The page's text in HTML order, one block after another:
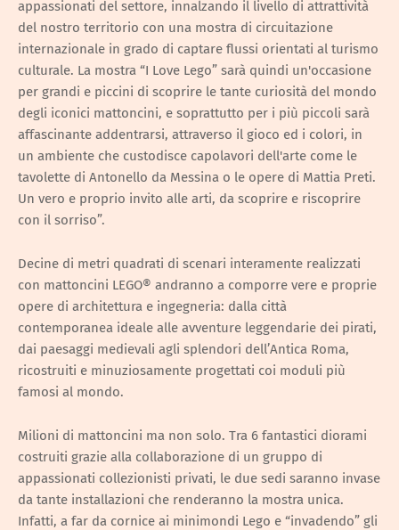
appassionati del settore, innalzando il livello di attrattività
del nostro territorio con una mostra di circuitazione
internazionale in grado di captare flussi orientati al turismo
culturale. La mostra “I Love Lego” sarà quindi un'occasione
per grandi e piccini di scoprire le tante curiosità del mondo
degli iconici mattoncini, e soprattutto per i più piccoli sarà
affascinante addentrarsi, attraverso il gioco ed i colori, in
un ambiente che custodisce capolavori dell'arte come le
tavolette di Antonello da Messina o le opere di Mattia Preti.
Un vero e proprio invito alle arti, da scoprire e riscoprire
con il sorriso”.
Decine di metri quadrati di scenari interamente realizzati
con mattoncini LEGO® andranno a comporre vere e proprie
opere di architettura e ingegneria: dalla città
contemporanea ideale alle avventure leggendarie dei pirati,
dai paesaggi medievali agli splendori dell’Antica Roma,
ricostruiti e minuziosamente progettati coi moduli più
famosi al mondo.
Milioni di mattoncini ma non solo. Tra 6 fantastici diorami
costruiti grazie alla collaborazione di un gruppo di
appassionati collezionisti privati, le due sedi saranno invase
da tante installazioni che renderanno la mostra unica.
Infatti, a far da cornice ai minimondi Lego e “invadendo” gli